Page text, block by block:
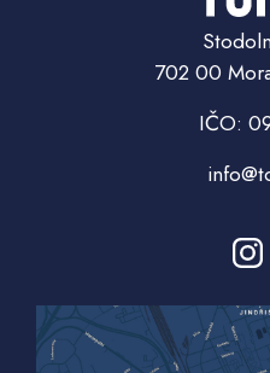
702 00
IČO: